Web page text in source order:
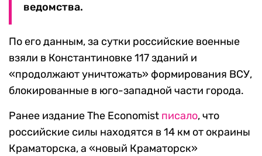
ведомства.
По его данным, за сутки российские военные
взяли в Константиновке 117 зданий и
«продолжают уничтожать» формирования ВСУ,
блокированные в юго-западной части города.
Ранее издание The Economist писало, что
российские силы находятся в 14 км от окраины
Краматорска, а «новый Краматорск»